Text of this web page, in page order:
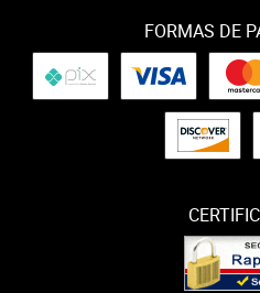
FORMAS DE